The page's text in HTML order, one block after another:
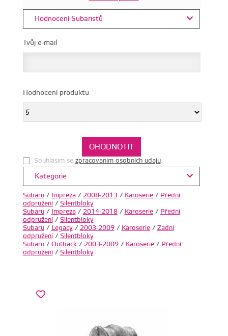
Hodnocení Subaristů
Tvůj e-mail
Hodnocení produktu
Souhlasim se zpracovanim osobnich udaju.
Kategorie
Subaru/ Impreza/ 2008-2013/ Karoserie/ Přední
odpružení/ Silentbloky
Subaru/ Impreza/ 2014-2018/ Karoserie/ Přední
odpružení/ Silentbloky
Subaru/ Legacy/ 2003-2009/ Karoserie/ Zadní
odpružení/ Silentbloky
Subaru/ Outback/ 2003-2009/ Karoserie/ Přední
odpružení/ Silentbloky